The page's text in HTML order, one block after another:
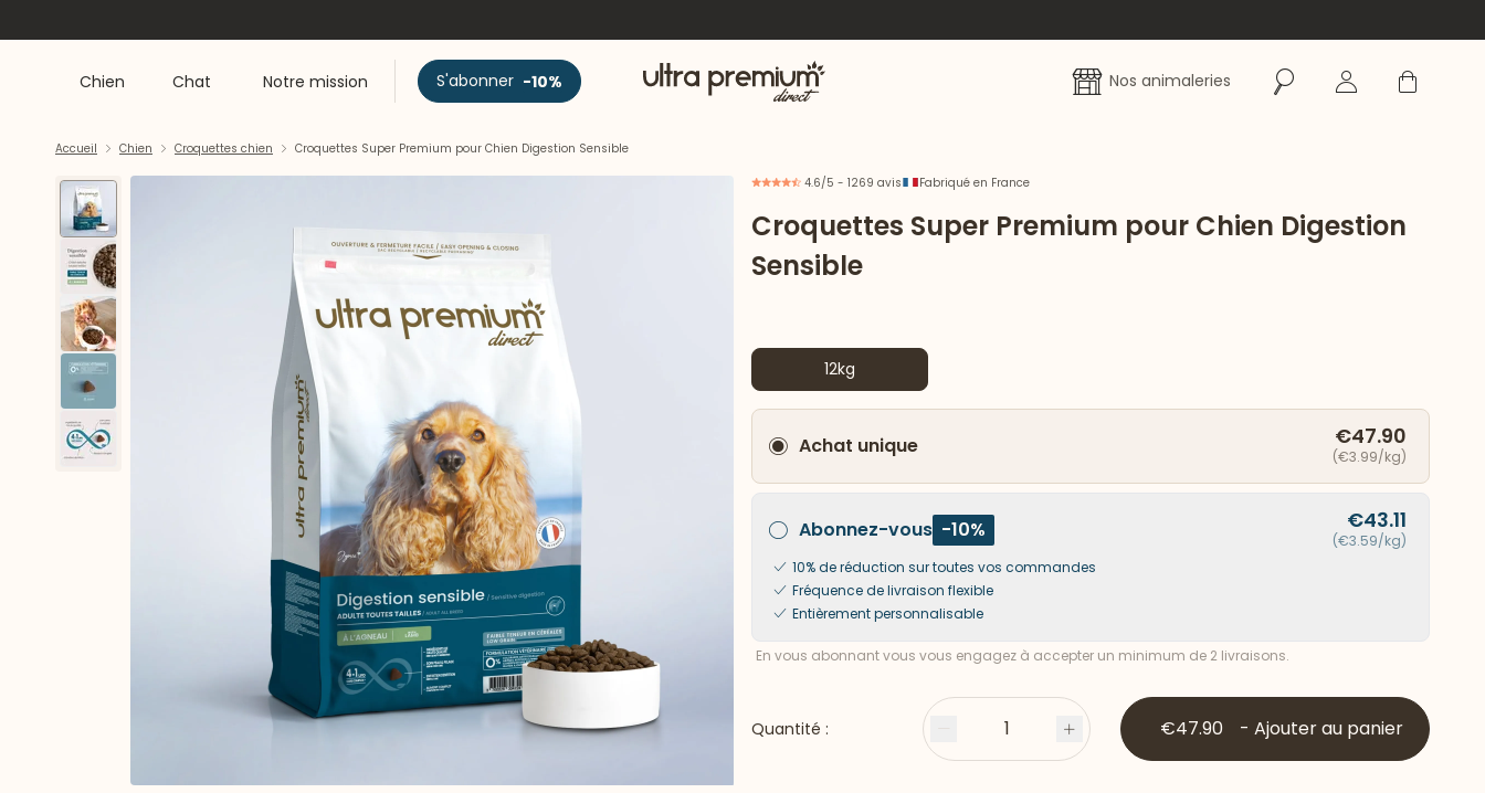
Chien Chat Notre mission S'abonner -10% Accueil Nos animaleries RechercherSe connecter
Panier
Accueil Chien Croquettes chien Croquettes Super Premium pour Chien Digestion Sensible
4.6/5 - 1269 avis Fabriqué en France
Croquettes Super Premium pour Chien Digestion
Sensible
12kg
Achat unique €47.90
(€3.99/kg)
Abonnez-vous -10% €43.11
(€3.59/kg)
10% de réduction sur toutes vos commandes
Fréquence de livraison flexible
Entièrement personnalisable
En vous abonnant vous vous engagez à accepter un minimum de 2 livraisons.
Quantité : Moins 1 Plus €47.90 - Ajouter au panier